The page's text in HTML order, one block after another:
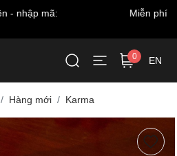
cho đơn từ 999.000 VNĐ*
0 EN
Hàng mới Karma